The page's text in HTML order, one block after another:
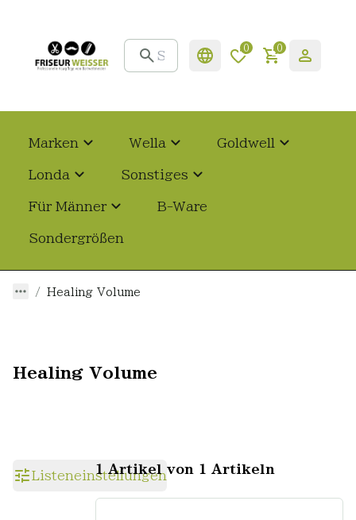
0 0
Marken Wella Goldwell
Londa Sonstiges
Für Männer B-Ware
Sondergrößen
Healing Volume
Healing Volume
Listeneinstellungen
1 Artikel von 1 Artikeln